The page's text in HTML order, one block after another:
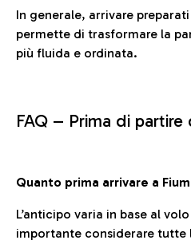
In generale, arrivare
permette di trasformare la
più fluida e ordinata.
FAQ – Prima di partire
Quanto prima arrivare a
L’anticipo varia in base al
importante considerare tutte